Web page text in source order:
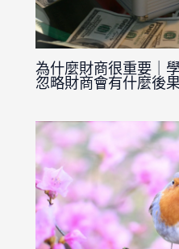
為什麼財商很重要｜
忽略財商會有什麼後果